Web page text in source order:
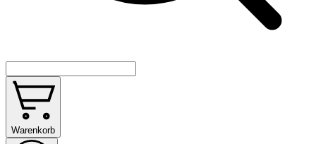
Warenkorb